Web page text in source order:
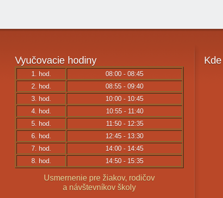
Vyučovacie hodiny
1. hod.
08:00 - 08:45
2. hod.
08:55 - 09:40
3. hod.
10:00 - 10:45
4. hod.
10:55 - 11:40
5. hod.
11:50 - 12:35
6. hod.
12:45 - 13:30
7. hod.
14:00 - 14:45
8. hod.
14:50 - 15:35
Usmernenie pre žiakov, rodičov
a návštevníkov školy
Kde